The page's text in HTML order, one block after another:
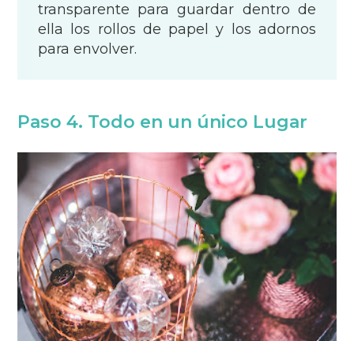
transparente para guardar dentro de
ella los rollos de papel y los adornos
para envolver.
Paso 4. Todo en un único Lugar